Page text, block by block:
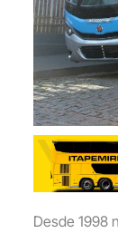
Desde 1998